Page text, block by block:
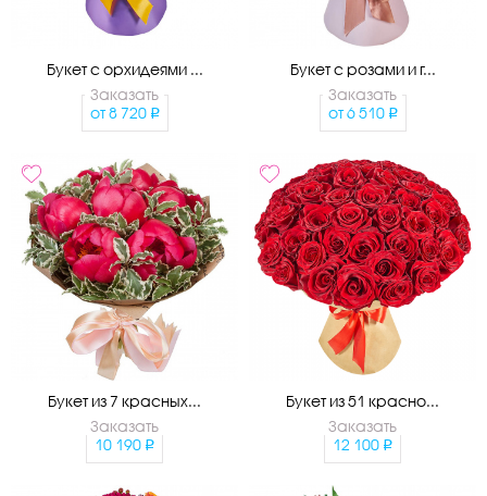
Букет с орхидеями ...
Заказать
от 8 720
Букет с розами и г...
Заказать
от 6 510
Букет из 7 красных...
Заказать
10 190
Букет из 51 красно...
Заказать
12 100